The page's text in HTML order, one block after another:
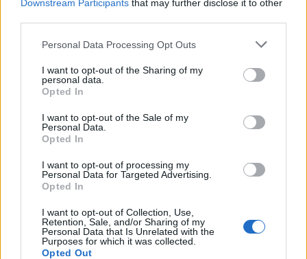
Downstream Participants that may further disclose it to other
Please note that this website/app uses one or more Google
not limited to your visit or usage behaviour. You may click to
grant or deny consent to Google and its third-party tags to
use your data for below specified purposes in below Google
consent section.
Personal Data Processing Opt Outs
I want to opt-out of the Sharing of my
personal data.
Opted In
I want to opt-out of the Sale of my
Personal Data.
Opted In
I want to opt-out of processing my
Personal Data for Targeted Advertising.
Opted In
I want to opt-out of Collection, Use,
Retention, Sale, and/or Sharing of my
Personal Data that Is Unrelated with the
Purposes for which it was collected.
Opted Out
Mario Malu
Paolo Pinna
Martina Agostina Diturco
I nostri cari